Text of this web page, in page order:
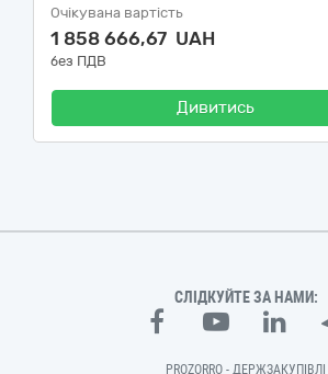
Очікувана вартість
1 858 666,67 UAH
без ПДВ
Дивитись
СЛІДКУЙТЕ ЗА НАМИ:
PROZORRO - ДЕРЖЗАКУПІВЛІ